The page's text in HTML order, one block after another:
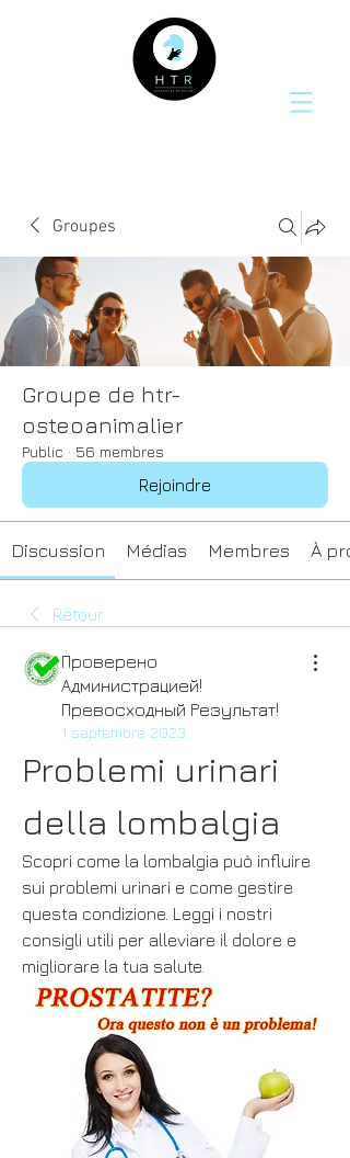
Groupes
Groupe de htr-
osteoanimalier
Public · 56 membres
Rejoindre
Discussion Médias Membres À
Retour
Проверено
Администрацией!
Превосходный Результат!
1 septembre 2023
Problemi urinari
della lombalgia
Scopri come la lombalgia può influire
sui problemi urinari e come gestire
questa condizione. Leggi i nostri
consigli utili per alleviare il dolore e
migliorare la tua salute.